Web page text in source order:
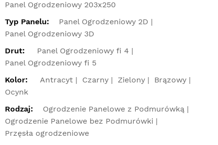
Panel Ogrodzeniowy 203x250
Typ Panelu:
Panel Ogrodzeniowy 2D
Panel Ogrodzeniowy 3D
Drut:
Panel Ogrodzeniowy fi 4
Panel Ogrodzeniowy fi 5
Kolor:
Antracyt Czarny Zielony
Brązowy
Ocynk
Rodzaj:
Ogrodzenie Panelowe z Podmurówką
Ogrodzenie Panelowe bez Podmurówki
Przęsła ogrodzeniowe